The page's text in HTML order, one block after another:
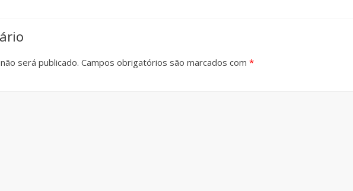
será publicado. Campos obrigatórios são marcados com *